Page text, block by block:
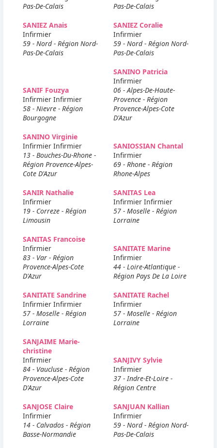
Pas-De-Calais
Pas-De-Calais
SANIEZ Anais
Infirmier
59 - Nord - Région Nord-
Pas-De-Calais
SANIEZ Coralie
Infirmier
59 - Nord - Région Nord-
Pas-De-Calais
SANIF Fouzya
Infirmier Infirmier
58 - Nievre - Région
Bourgogne
SANINO Patricia
Infirmier
06 - Alpes-De-Haute-
Provence - Région
Provence-Alpes-Cote
D'Azur
SANINO Virginie
Infirmier Infirmier
13 - Bouches-Du-Rhone -
Région Provence-Alpes-
Cote D'Azur
SANIOSSIAN Chantal
Infirmier
69 - Rhone - Région
Rhone-Alpes
SANIR Nathalie
Infirmier
19 - Correze - Région
Limousin
SANITAS Lea
Infirmier Infirmier
57 - Moselle - Région
Lorraine
SANITAS Francoise
Infirmier
83 - Var - Région
Provence-Alpes-Cote
D'Azur
SANITATE Marine
Infirmier
44 - Loire-Atlantique -
Région Pays De La Loire
SANITATE Sandrine
Infirmier Infirmier
57 - Moselle - Région
Lorraine
SANITATE Rachel
Infirmier
57 - Moselle - Région
Lorraine
SANJAIME Marie-
christine
Infirmier
84 - Vaucluse - Région
Provence-Alpes-Cote
D'Azur
SANJIVY Sylvie
Infirmier
37 - Indre-Et-Loire -
Région Centre
SANJOSE Claire
Infirmier
14 - Calvados - Région
Basse-Normandie
SANJUAN Kallian
Infirmier
59 - Nord - Région Nord-
Pas-De-Calais